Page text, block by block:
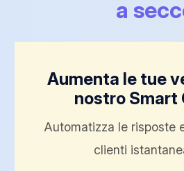
a
Aumenta le tue
nostro Smart
Automatizza le risposte
clienti